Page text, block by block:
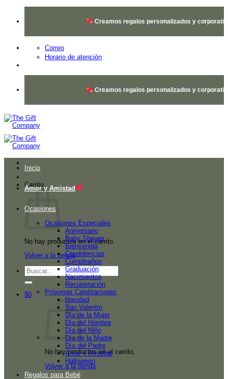
Creamos regalos personalizados y corporativos
Correo
Horario de atención
Creamos regalos personalizados y corporativos
Carrito
No hay productos en el carrito.
Volver a la tienda
Buscar
por:
$0
No hay productos en el carrito.
Volver a la tienda
Inicio
Amor y Amistad
Ocasiones
Ocasiones Especiales
Aniversario
Baby Shower
Bienvenida
Condolencias
Cumpleaños
Graduación
Nacimientos
Recuperación
Próximas Celebraciones
Navidad
San Valentin
Día de la Mujer
Día del Hombre
Día del Niño
Día de la Madre
Día del Padre
Amor y Amistad
Halloween
Regalos para Bebé